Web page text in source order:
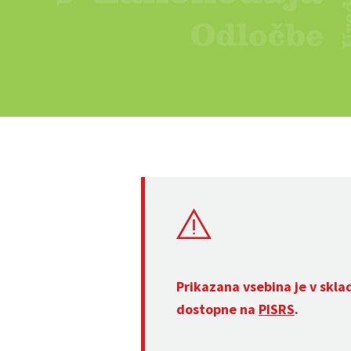
Prikazana vsebina je v
dostopne na PISRS.